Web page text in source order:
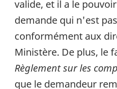
valide, et il a le
demande qui n'est
conformément aux
Ministère. De plus, le
Règlement sur les
que le demandeur